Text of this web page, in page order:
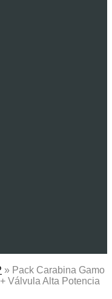
» Pack Carabina Gamo
Válvula Alta Potencia